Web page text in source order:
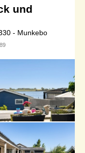
und
- Munkebo